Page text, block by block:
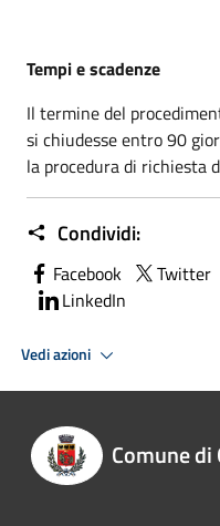
Tempi e scadenze
Il termine del
si chiudesse entro 90
la procedura di richiesta
Condividi:
Facebook Twitter
LinkedIn
Vedi azioni
Comune di